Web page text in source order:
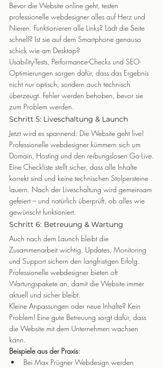
Bevor die Website online geht, testen
professionelle webdesigner alles auf Herz und
Nieren. Funktionieren alle Links? Lädt die Seite
schnell? Ist sie auf dem Smartphone genauso
schick wie am Desktop?
Usability-Tests, Performance-Checks und SEO-
Optimierungen sorgen dafür, dass das Ergebnis
nicht nur optisch, sondern auch technisch
überzeugt. Fehler werden behoben, bevor sie
zum Problem werden.
Schritt 5: Liveschaltung & Launch
Jetzt wird es spannend: Die Website geht live!
Professionelle webdesigner kümmern sich um
Domain, Hosting und den reibungslosen Go-Live.
Eine Checkliste stellt sicher, dass alle Inhalte
korrekt sind und keine technischen Stolpersteine
lauern. Nach der Liveschaltung wird gemeinsam
gefeiert – und natürlich überprüft, ob alles wie
gewünscht funktioniert.
Schritt 6: Betreuung & Wartung
Auch nach dem Launch bleibt die
Zusammenarbeit wichtig. Updates, Monitoring
und Support sichern den langfristigen Erfolg.
Professionelle webdesigner bieten oft
Wartungspakete an, damit die Website immer
aktuell und sicher bleibt.
Kleine Anpassungen oder neue Inhalte? Kein
Problem! Eine gute Betreuung sorgt dafür, dass
die Website mit dem Unternehmen wachsen
kann.
Beispiele aus der Praxis:
Bei Max Prügner Webdesign werden